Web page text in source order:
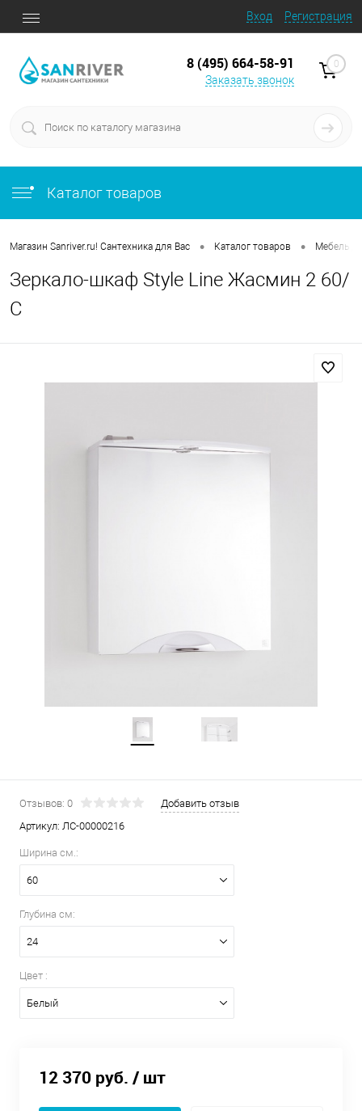
Вход Регистрация
8 (495) 664-58-91
Заказать звонок
0
Каталог товаров
Магазин Sanriver.ru! Сантехника для Вас • Каталог товаров • Мебель
Зеркало-шкаф Style Line Жасмин 2 60/
С
Отзывов: 0
Добавить отзыв
Артикул: ЛС-00000216
Ширина см.:
60
Глубина см:
24
Цвет :
Белый
12 370 руб. / шт